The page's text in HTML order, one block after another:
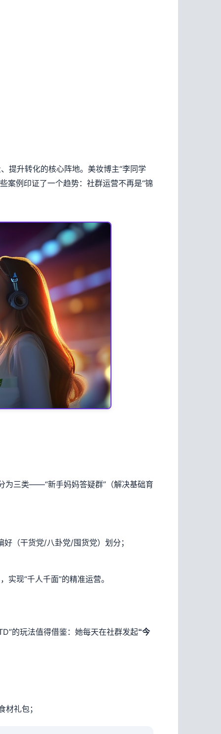
提升转化的核心阵地。美妆博主“李同学
案例印证了一个趋势：社群运营不再是“锦
为三类——“新手妈妈答疑群”（解决基础育
（干货党/八卦党/囤货党）划分；
现“千人千面”的精准运营。
的玩法值得借鉴：她每天在社群发起“今
礼包；